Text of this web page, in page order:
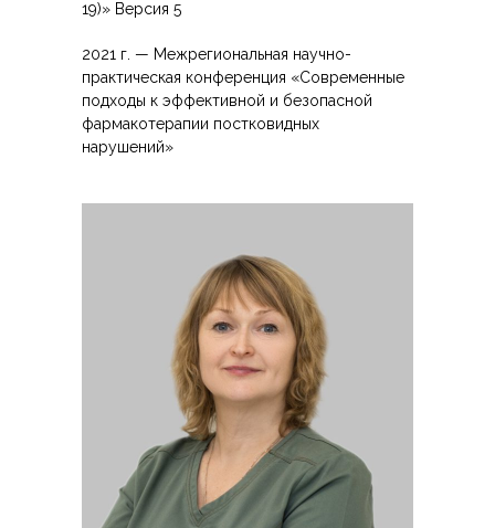
19)» Версия 5
2021 г. — Межрегиональная научно-
практическая конференция «Современные
подходы к эффективной и безопасной
фармакотерапии постковидных
нарушений»